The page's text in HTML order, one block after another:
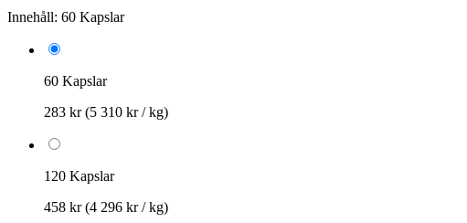
Innehåll: 60 Kapslar
60 Kapslar
283 kr(5 310 kr / kg)
120 Kapslar
458 kr(4 296 kr / kg)